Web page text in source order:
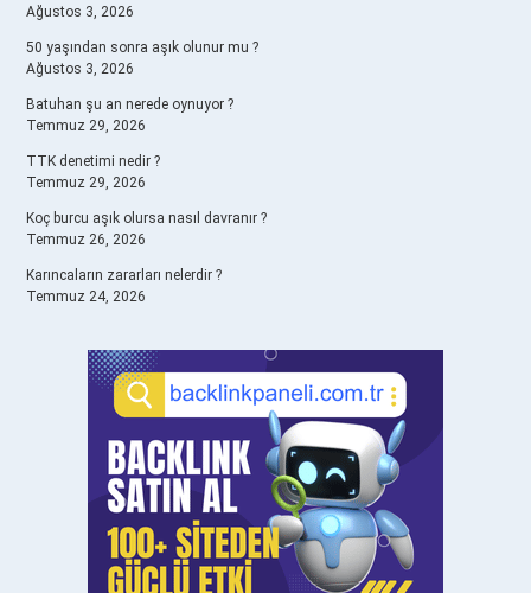
Ağustos 3, 2026
50 yaşından sonra aşık olunur mu ?
Ağustos 3, 2026
Batuhan şu an nerede oynuyor ?
Temmuz 29, 2026
TTK denetimi nedir ?
Temmuz 29, 2026
Koç burcu aşık olursa nasıl davranır ?
Temmuz 26, 2026
Karıncaların zararları nelerdir ?
Temmuz 24, 2026